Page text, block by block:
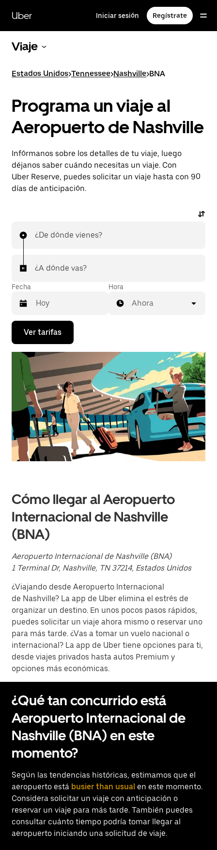
contenido
principal
Uber Iniciar sesión Regístrate
Viaje
Estados Unidos>Tennessee>Nashville>BNA
Programa un viaje al
Aeropuerto de Nashville
Infórmanos sobre los detalles de tu viaje, luego
déjanos saber cuándo necesitas un viaje. Con
Uber Reserve, puedes solicitar un viaje hasta con 90
días de anticipación.
¿De dónde vienes?
¿A dónde vas?
Fecha
Presiona
flecha
hacia
abajo
para
interactuar
con
calendario
y
selecciona
una
fecha.
Presiona
la
el
calendario.
Hora
Ahora
Ver tarifas
Cómo llegar al Aeropuerto
Internacional de Nashville
(BNA)
Aeropuerto Internacional de Nashville (BNA)
1 Terminal Dr, Nashville, TN 37214, Estados Unidos
¿Viajando desde Aeropuerto Internacional
de Nashville? La app de Uber elimina el estrés de
organizar un destino. En unos pocos pasos rápidos,
puedes solicitar un viaje ahora mismo o reservar uno
para más tarde. ¿Vas a tomar un vuelo nacional o
internacional? La app de Uber tiene opciones para ti,
desde viajes privados hasta autos Premium y
opciones más económicas.
¿Qué tan concurrido está
Aeropuerto Internacional de
Nashville (BNA) en este
momento?
Según las tendencias históricas, estimamos que el
aeropuerto está busier than usual en este momento.
Considera solicitar un viaje con anticipación o
reservar un viaje para más tarde. También puedes
consultar cuánto tiempo podría tomar llegar al
aeropuerto iniciando una solicitud de viaje.